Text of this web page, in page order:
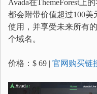
Avada在ThemeForest上
都会附带价值超过100
使用，并享受未来所有
个域名。
价格：$ 69 | 官网购买链